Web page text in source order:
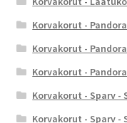
Korvakorut -
Korvakorut -
Korvakorut -
Korvakorut - Sparv -
Korvakorut - Sparv -